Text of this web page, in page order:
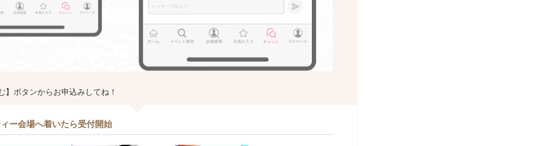
】ボタンからお申込みしてね！
ー会場へ着いたら受付開始